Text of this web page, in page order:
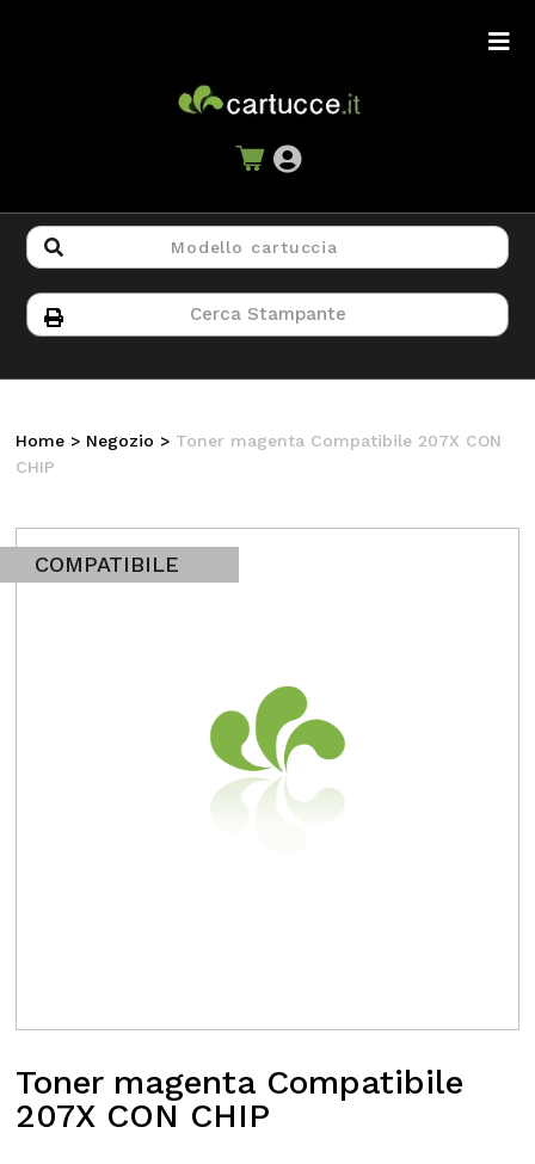
Home > Negozio > Toner magenta Compatibile 207X CON
CHIP
COMPATIBILE
Toner magenta Compatibile
207X CON CHIP